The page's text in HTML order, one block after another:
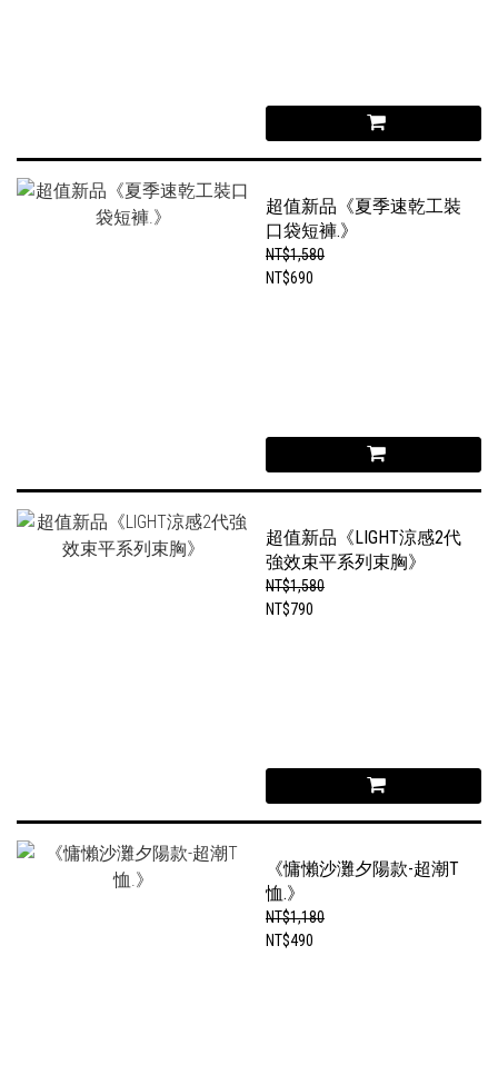
超值新品《夏季速乾工裝
口袋短褲.》
NT$1,580
NT$690
超值新品《LIGHT涼感2代
強效束平系列束胸》
NT$1,580
NT$790
《慵懶沙灘夕陽款-超潮T
恤.》
NT$1,180
NT$490